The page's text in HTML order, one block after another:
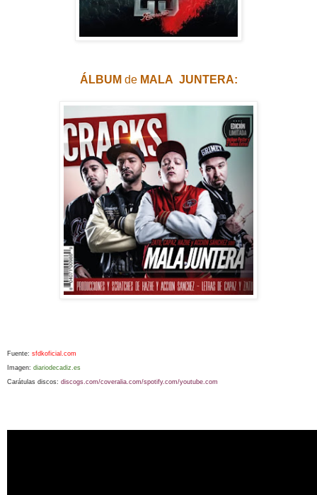
ÁLBUM deMALA JUNTERA:
Fuente: sfdkoficial.com
Imagen: diariodecadiz.es
Carátulas discos: discogs.com/coveralia.com/spotify.com/youtube.com